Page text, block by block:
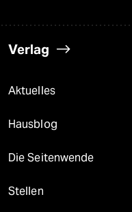
Verlag
Aktuelles
Hausblog
Die Seitenwende
Stellen